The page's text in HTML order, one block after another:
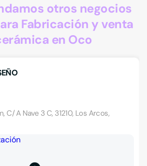
otros negocios
Fabricación y venta
en Oco
C/ A Nave 3 C, 31210, Los Arcos,